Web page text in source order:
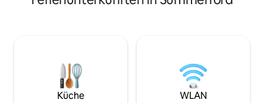
lieben. Grill und Feuerstelle sind
entfernt. Private Einfahrt. In der Gegend
gibt es viele Wanderwege. Macht
tagsüber Sightseeing und kehrt dann in
unser gemütliches, ruhiges Ferienhaus
Eisberge in der Saison.
die Feuerstelle an
Ferienhauses
nur wenige
Küche WLAN